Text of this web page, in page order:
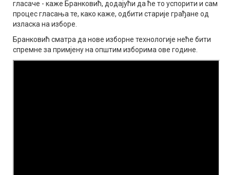
гласаче - каже Бранковић, додајући да ће то успорити и сам
процес гласања те, како каже, одбити старије грађане од
изласка на изборе.
Бранковић сматра да нове изборне технологије неће бити
спремне за примјену на општим изборима ове године.